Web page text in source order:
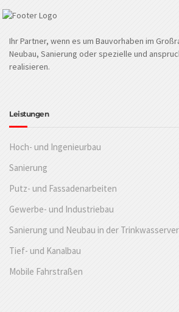
Ihr Partner, wenn es um Bauvorhaben im
Neubau, Sanierung oder spezielle und
realisieren.
Leistungen
Hoch- und Ingenieurbau
Sanierung
Putz- und Fassadenarbeiten
Gewerbe- und Industriebau
Sanierung und Neubau in der
Tief- und Kanalbau
Mobile Fahrstraßen